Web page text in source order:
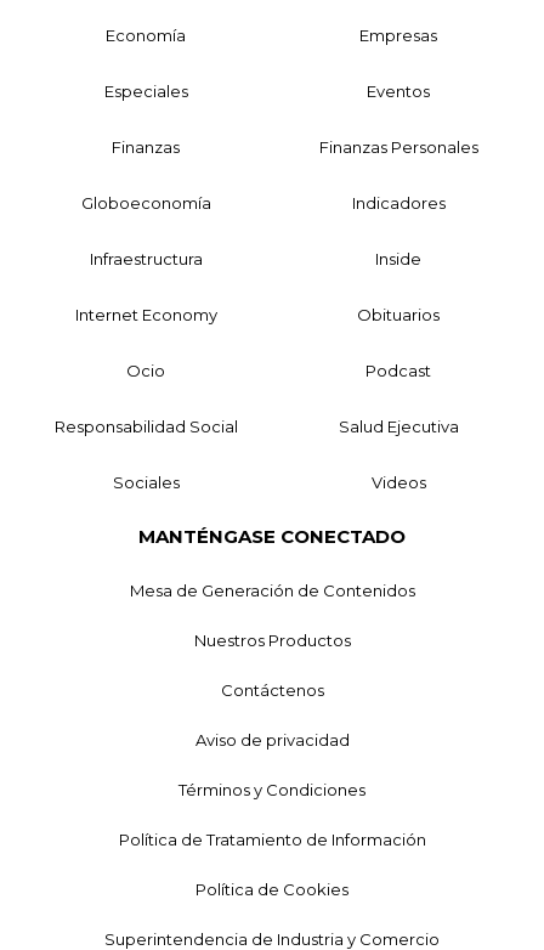
Economía Empresas
Especiales Eventos
Finanzas Finanzas Personales
Globoeconomía Indicadores
Infraestructura Inside
Internet Economy Obituarios
Ocio Podcast
Responsabilidad Social Salud Ejecutiva
Sociales Videos
MANTÉNGASE CONECTADO
Mesa de Generación de Contenidos
Nuestros Productos
Contáctenos
Aviso de privacidad
Términos y Condiciones
Política de Tratamiento de Información
Política de Cookies
Superintendencia de Industria y Comercio